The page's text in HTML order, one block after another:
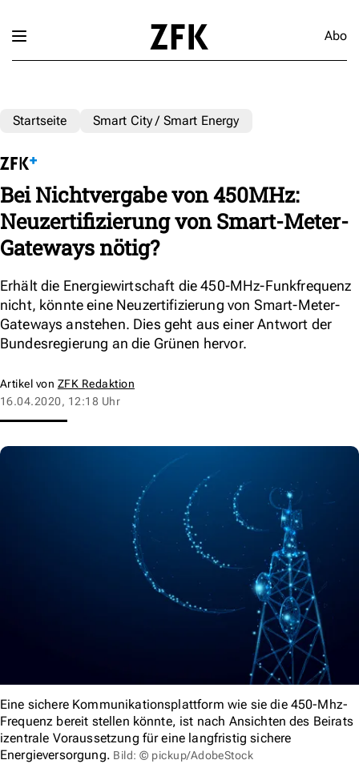
Abo
Startseite Smart City / Smart Energy
Bei Nichtvergabe von 450MHz:
Neuzertifizierung von Smart-Meter-
Gateways nötig?
Erhält die Energiewirtschaft die 450-MHz-Funkfrequenz
nicht, könnte eine Neuzertifizierung von Smart-Meter-
Gateways anstehen. Dies geht aus einer Antwort der
Bundesregierung an die Grünen hervor.
Artikel von ZFK Redaktion
16.04.2020, 12:18 Uhr
Eine sichere Kommunikationsplattform wie sie die 450-Mhz-
Frequenz bereit stellen könnte, ist nach Ansichten des Beirats
izentrale Voraussetzung für eine langfristig sichere
Energieversorgung. Bild: © pickup/AdobeStock